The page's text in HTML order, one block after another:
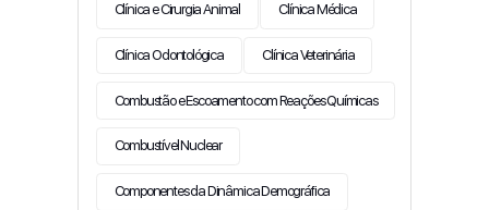
Clínica e Cirurgia Animal Clínica Médica
Clínica Odontológica Clínica Veterinária
Combustão e Escoamento com Reações Químicas
Combustível Nuclear
Componentes da Dinâmica Demográfica